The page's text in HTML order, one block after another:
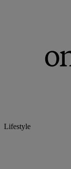
Lifestyle